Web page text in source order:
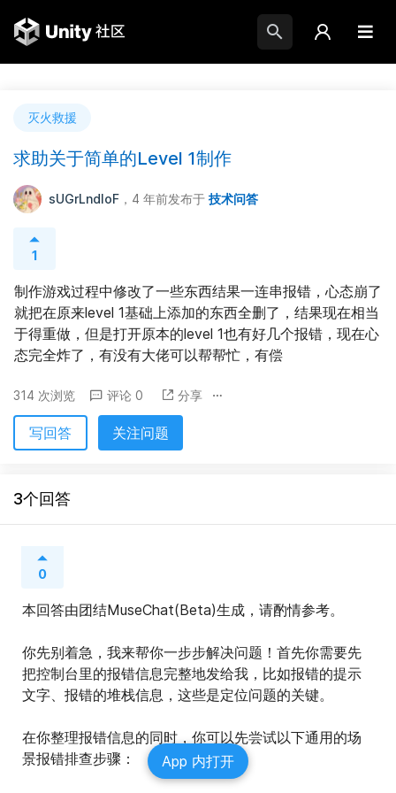
灭火救援
求助关于简单的Level 1制作
sUGrLndloF ，4 年前发布于 技术问答
1
制作游戏过程中修改了一些东西结果一连串报错，心态崩了
就把在原来level 1基础上添加的东西全删了，结果现在相当
于得重做，但是打开原本的level 1也有好几个报错，现在心
态完全炸了，有没有大佬可以帮帮忙，有偿
314 次浏览 评论 0 分享
写回答 关注问题
3个回答
0
本回答由团结MuseChat(Beta)生成，请酌情参考。
你先别着急，我来帮你一步步解决问题！首先你需要先
把控制台里的报错信息完整地发给我，比如报错的提示
文字、报错的堆栈信息，这些是定位问题的关键。
在你整理报错信息的同时，你可以先尝试以下通用的场
景报错排查步骤：
App 内打开